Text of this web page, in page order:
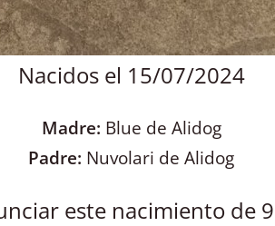
Nacidos el 15/07/2024
Madre: Blue de Alidog
Padre: Nuvolari de Alidog
este nacimiento de